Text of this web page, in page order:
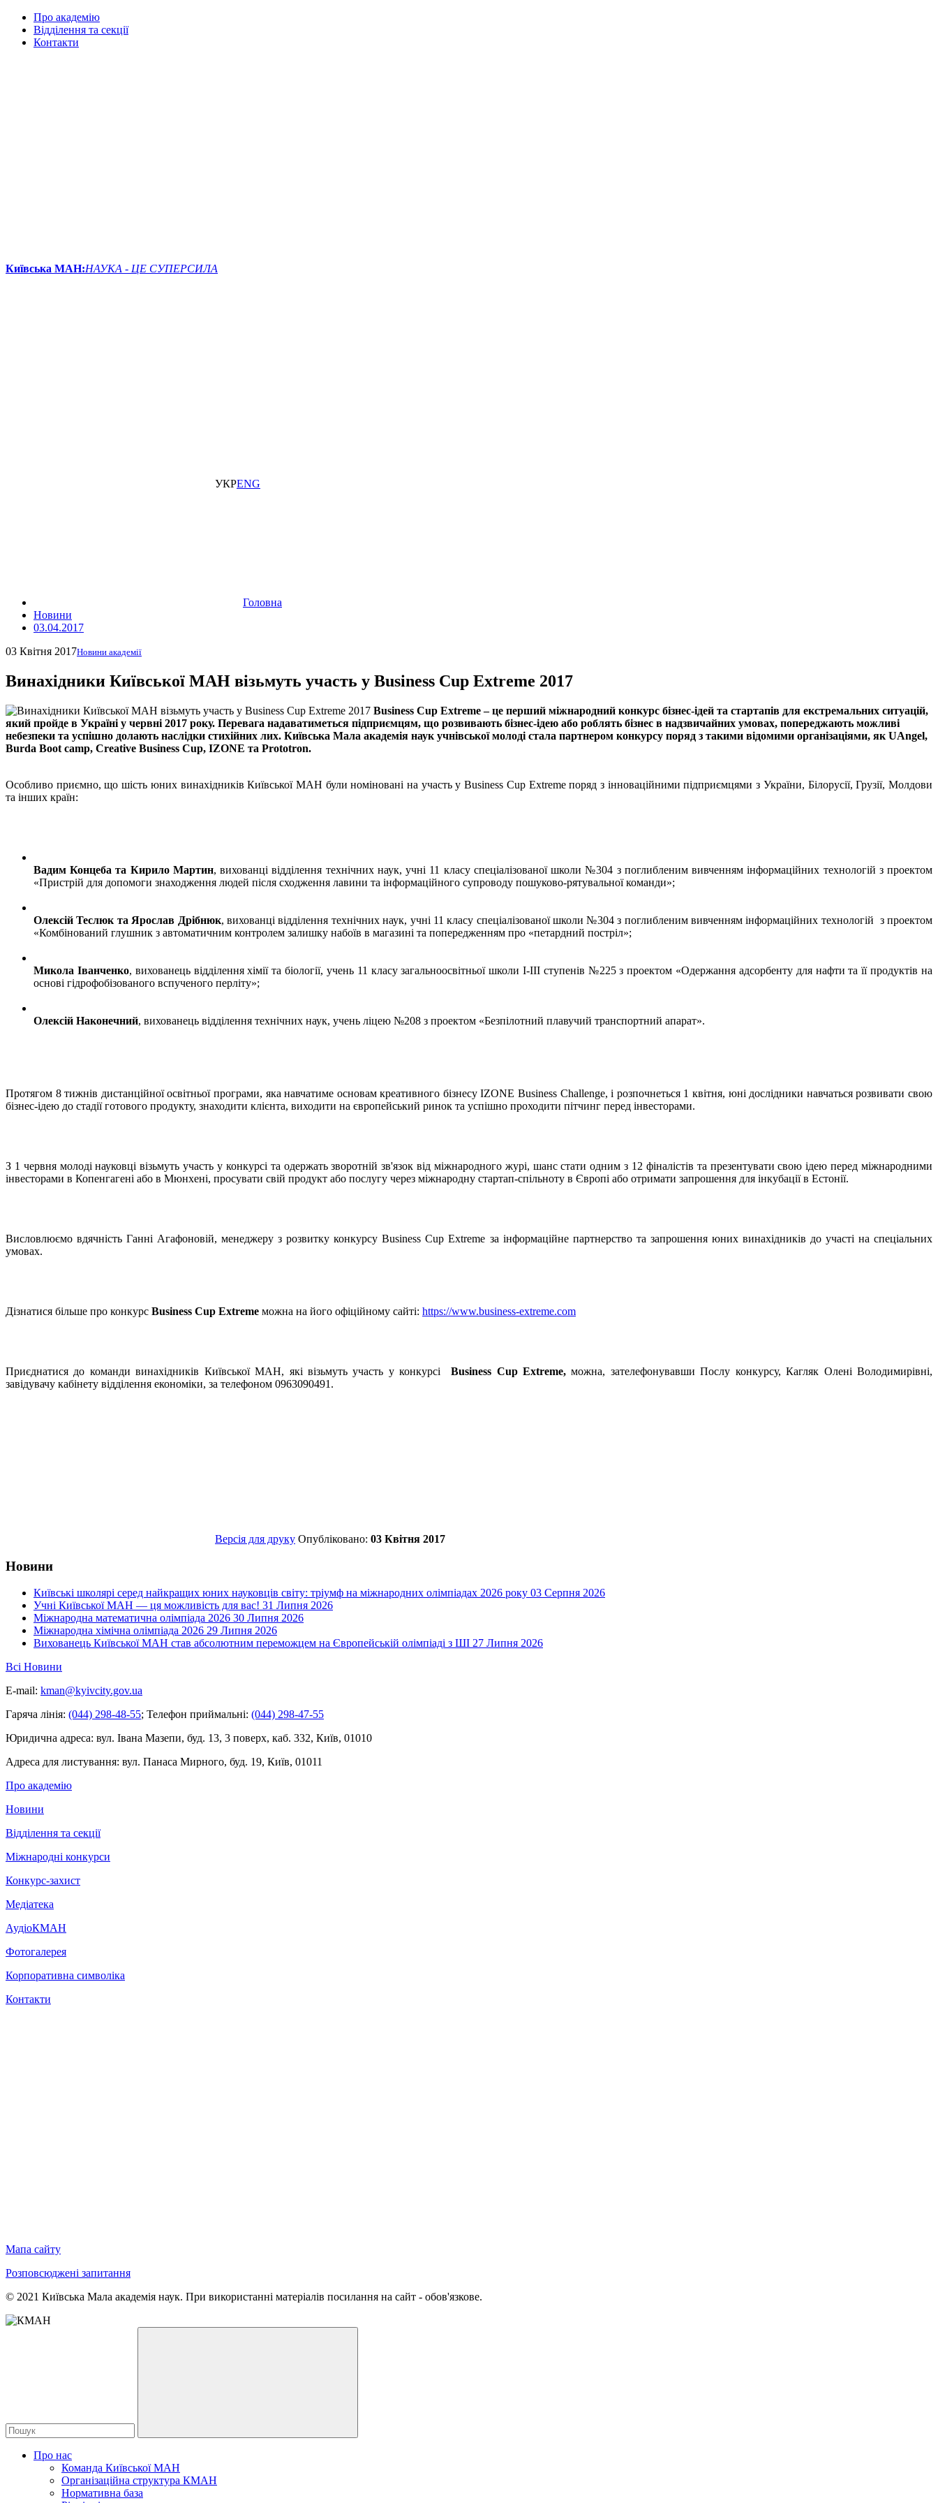
Про академію
Відділення та секції
Контакти
Київська МАН:НАУКА - ЦЕ СУПЕРСИЛА
УКРENG
Головна
Новини
03.04.2017
03 Квітня 2017Новини академії
Винахідники Київської МАН візьмуть участь у Business Cup Extreme 2017
Business Cup Extreme – це перший міжнародний конкурс бізнес-ідей та стартапів для екстремальних ситуацій,
який пройде в Україні у червні 2017 року. Перевага надаватиметься підприємцям, що розвивають бізнес-ідею або роблять бізнес в надзвичайних умовах, попереджають можливі
небезпеки та успішно долають наслідки стихійних лих. Київська Мала академія наук учнівської молоді стала партнером конкурсу поряд з такими відомими організаціями, як UAngel,
Burda Boot camp, Creative Business Cup, IZONE та Prototron.
Особливо приємно, що шість юних винахідників Київської МАН були номіновані на участь у Business Cup Extreme поряд з інноваційними підприємцями з України, Білорусії, Грузії, Молдови
та інших країн:
Вадим Концеба та Кирило Мартин, вихованці відділення технічних наук, учні 11 класу спеціалізованої школи №304 з поглибленим вивченням інформаційних технологій з проектом
«Пристрій для допомоги знаходження людей після сходження лавини та інформаційного супроводу пошуково-рятувальної команди»;
Олексій Теслюк та Ярослав Дрібнюк, вихованці відділення технічних наук, учні 11 класу спеціалізованої школи №304 з поглибленим вивченням інформаційних технологій з проектом
«Комбінований глушник з автоматичним контролем залишку набоїв в магазині та попередженням про «петардний постріл»;
Микола Іванченко, вихованець відділення хімії та біології, учень 11 класу загальноосвітньої школи І-ІІІ ступенів №225 з проектом «Одержання адсорбенту для нафти та її продуктів на
основі гідрофобізованого вспученого перліту»;
Олексій Наконечний, вихованець відділення технічних наук, учень ліцею №208 з проектом «Безпілотний плавучий транспортний апарат».
Протягом 8 тижнів дистанційної освітньої програми, яка навчатиме основам креативного бізнесу IZONE Business Challenge, і розпочнеться 1 квітня, юні дослідники навчаться розвивати свою
бізнес-ідею до стадії готового продукту, знаходити клієнта, виходити на європейський ринок та успішно проходити пітчинг перед інвесторами.
З 1 червня молоді науковці візьмуть участь у конкурсі та одержать зворотній зв'язок від міжнародного журі, шанс стати одним з 12 фіналістів та презентувати свою ідею перед міжнародними
інвесторами в Копенгагені або в Мюнхені, просувати свій продукт або послугу через міжнародну стартап-спільноту в Європі або отримати запрошення для інкубації в Естонії.
Висловлюємо вдячність Ганні Агафоновій, менеджеру з розвитку конкурсу Business Cup Extreme за інформаційне партнерство та запрошення юних винахідників до участі на спеціальних
умовах.
Дізнатися більше про конкурс Business Cup Extreme можна на його офіційному сайті: https://www.business-extreme.com
Приєднатися до команди винахідників Київської МАН, які візьмуть участь у конкурсіBusiness Cup Extreme,можна, зателефонувавши Послу конкурсу, Кагляк Олені Володимирівні,
завідувачу кабінету відділення економіки, за телефоном 0963090491.
Версія для друку Опубліковано: 03 Квітня 2017
Новини
Київські школярі серед найкращих юних науковців світу: тріумф на міжнародних олімпіадах 2026 року 03 Серпня 2026
Учні Київської МАН — ця можливість для вас! 31 Липня 2026
Міжнародна математична олімпіада 2026 30 Липня 2026
Міжнародна хімічна олімпіада 2026 29 Липня 2026
Вихованець Київської МАН став абсолютним переможцем на Європейській олімпіаді з ШІ 27 Липня 2026
Всі Новини
E-mail: kman@kyivcity.gov.ua
Гаряча лінія: (044) 298-48-55; Телефон приймальні: (044) 298-47-55
Юридична адреса: вул. Івана Мазепи, буд. 13, 3 поверх, каб. 332, Київ, 01010
Адреса для листування: вул. Панаса Мирного, буд. 19, Київ, 01011
Про академію
Новини
Відділення та секції
Міжнародні конкурси
Конкурс-захист
Медіатека
АудіоКМАН
Фотогалерея
Корпоративна символіка
Контакти
Мапа сайту
Розповсюджені запитання
© 2021 Київська Мала академія наук. При використанні матеріалів посилання на сайт - обов'язкове.
Про нас
Команда Київської МАН
Організаційна структура КМАН
Нормативна база